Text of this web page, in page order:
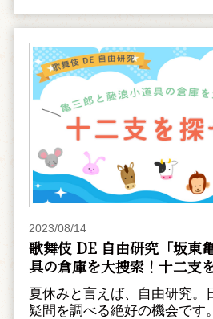
2023/08/14
歌舞伎 DE 自由研究「坂東
具の倉庫を大捜索！十二支
夏休みと言えば、自由研究。
疑問を調べる絶好の機会です